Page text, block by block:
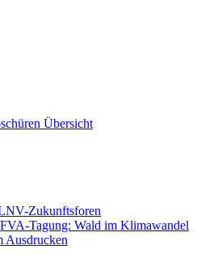
Übersicht
Zukunftsforen
Tagung: Wald im Klimawandel
Ausdrucken